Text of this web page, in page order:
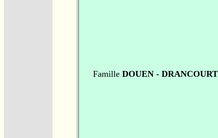
FamilleDOUEN - DRANCOURT